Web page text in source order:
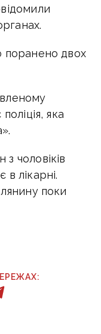
поранено двох
яка
чоловіків
лікарні.
поки